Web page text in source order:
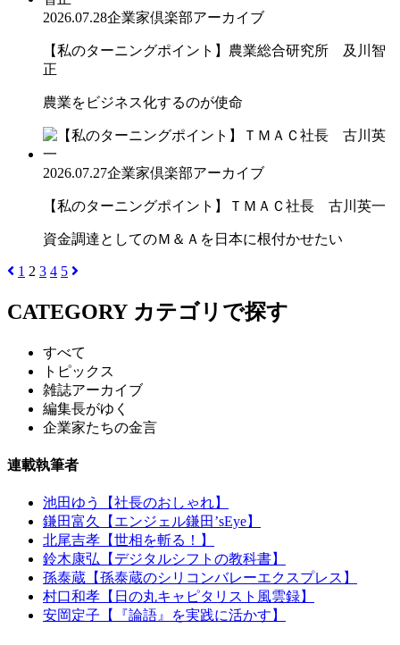
2026.07.28企業家倶楽部アーカイブ
【私のターニングポイント】農業総合研究所 及川智
正
農業をビジネス化するのが使命
2026.07.27企業家倶楽部アーカイブ
【私のターニングポイント】ＴＭＡＣ社長 古川英一
資金調達としてのＭ＆Ａを日本に根付かせたい
1 2 3 4 5
CATEGORY カテゴリで探す
すべて
トピックス
雑誌アーカイブ
編集長がゆく
企業家たちの金言
連載執筆者
池田ゆう【社長のおしゃれ】
鎌田富久【エンジェル鎌田’sEye】
北尾吉孝【世相を斬る！】
鈴木康弘【デジタルシフトの教科書】
孫泰蔵【孫泰蔵のシリコンバレーエクスプレス】
村口和孝【日の丸キャピタリスト風雲録】
安岡定子【『論語』を実践に活かす】